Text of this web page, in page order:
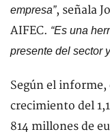
empresa”, señala
AIFEC. “Es una
presente del sector
Según el informe,
crecimiento del
814 millones de